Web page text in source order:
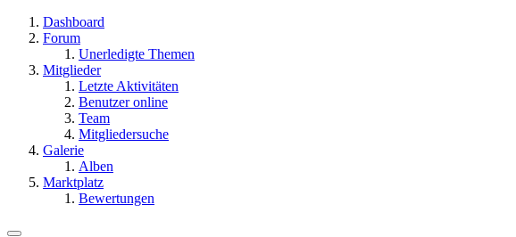
Dashboard
Forum
Unerledigte Themen
Mitglieder
Letzte Aktivitäten
Benutzer online
Team
Mitgliedersuche
Galerie
Alben
Marktplatz
Bewertungen